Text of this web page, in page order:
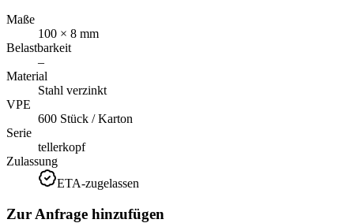
Maße
100 × 8 mm
Belastbarkeit
–
Material
Stahl verzinkt
VPE
600 Stück / Karton
Serie
tellerkopf
Zulassung
ETA-zugelassen
Zur Anfrage hinzufügen